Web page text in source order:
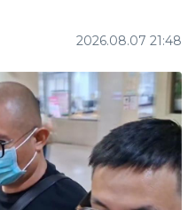
2026.08.07 21:48